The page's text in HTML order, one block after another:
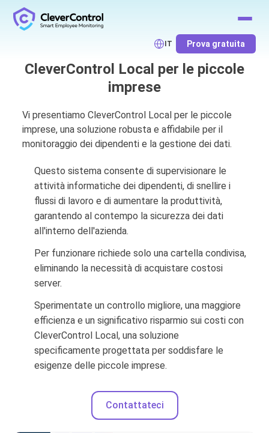
IT Prova gratuita
CleverControl Local per le piccole
imprese
Vi presentiamo CleverControl Local per le piccole
imprese, una soluzione robusta e affidabile per il
monitoraggio dei dipendenti e la gestione dei dati.
Questo sistema consente di supervisionare le
attività informatiche dei dipendenti, di snellire i
flussi di lavoro e di aumentare la produttività,
garantendo al contempo la sicurezza dei dati
all'interno dell'azienda.
Per funzionare richiede solo una cartella condivisa,
eliminando la necessità di acquistare costosi
server.
Sperimentate un controllo migliore, una maggiore
efficienza e un significativo risparmio sui costi con
CleverControl Local, una soluzione
specificamente progettata per soddisfare le
esigenze delle piccole imprese.
Contattateci